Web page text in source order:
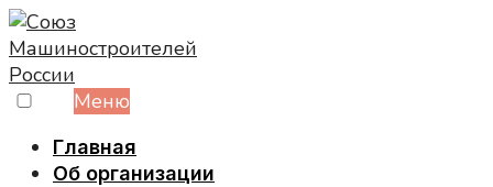
Skip
to
content
Меню
Главная
Об организации